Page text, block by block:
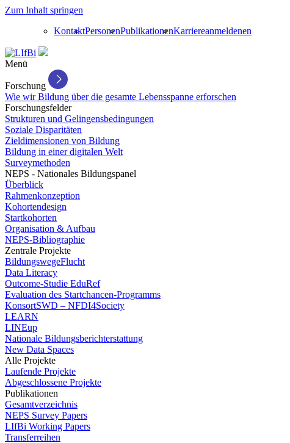
Zum Inhalt springen
KontaktPersonenPublikationenKarriereanmeldenen
Menü
Forschung
Wie wir Bildung über die gesamte Lebensspanne erforschen
Forschungsfelder
Strukturen und Gelingensbedingungen
Soziale Disparitäten
Zieldimensionen von Bildung
Bildung in einer digitalen Welt
Surveymethoden
NEPS - Nationales Bildungspanel
Überblick
Rahmenkonzeption
Kohortendesign
Startkohorten
Organisation & Aufbau
NEPS-Bibliographie
Zentrale Projekte
BildungswegeFlucht
Data Literacy
Outcome-Studie EduRef
Evaluation des Startchancen-Programms
KonsortSWD – NFDI4Society
LEARN
LINEup
Nationale Bildungsberichterstattung
New Data Spaces
Alle Projekte
Laufende Projekte
Abgeschlossene Projekte
Publikationen
Gesamtverzeichnis
NEPS Survey Papers
LIfBi Working Papers
Transferreihen